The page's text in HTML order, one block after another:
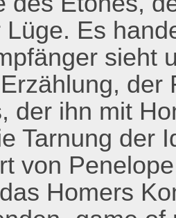
Es
sieht
der
der ihn mit
Tarnung der
von
Homers